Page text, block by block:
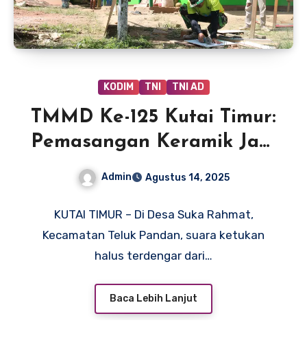
KODIM TNI TNI AD
TMMD Ke-125 Kutai Timur:
Pemasangan Keramik Jadi
Tahap Akhir Rehab Rumah
Admin Agustus 14, 2025
KUTAI TIMUR – Di Desa Suka Rahmat,
Kecamatan Teluk Pandan, suara ketukan
halus terdengar dari…
Baca Lebih Lanjut